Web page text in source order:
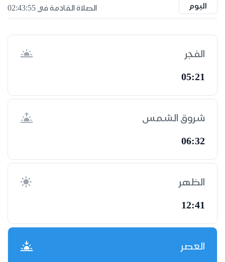
اليوم الصلاة القادمة في 02:43:54
الفجر
05:21
شروق الشمس
06:32
الظهر
12:41
العصر